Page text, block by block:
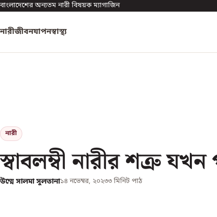
বাংলাদেশের অন্যতম নারী বিষয়ক ম্যাগাজিন
নারীজীবনযাপনস্বাস্থ্য
নারী
স্বাবলম্বী নারীর শত্রু
উম্মে সালমা সুলতানা১৪ নভেম্বর, ২০২৩৩ মিনিট পাঠ